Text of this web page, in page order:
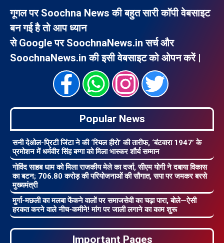
गूगल पर Soochna News की बहुत सारी कॉपी वेबसाइट
बन गई है तो आप ध्यान
से Google पर SoochnaNews.in सर्च और
SoochnaNews.in की इसी वेबसाइट को ओपन करें |
Popular News
सनी देओल-प्रिटी जिंटा ने की ‘रियल हीरो’ की तारीफ, ‘बंटवारा 1947’ के
प्रमोशन में धर्मवीर सिंह बग्गा को मिला भास्कर शौर्य सम्मान
गोविंद साहब धाम को मिला राजकीय मेले का दर्जा, सीएम योगी ने दबाया विकास
का बटन; 706.80 करोड़ की परियोजनाओं की सौगात, सपा पर जमकर बरसे
मुख्यमंत्री
मुर्गा-मछली का मलबा फेंकने वालों पर समाजसेवी का चढ़ा पारा, बोले—ऐसी
हरकत करने वाले नीच-कमीने! मांग पर जाली लगाने का काम शुरू
Important Pages